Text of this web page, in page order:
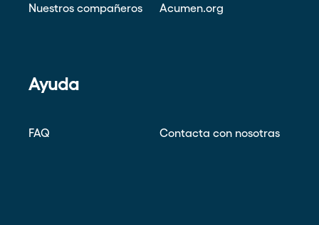
Nuestros compañeros Acumen.org
Ayuda
FAQ Contacta con nosotras